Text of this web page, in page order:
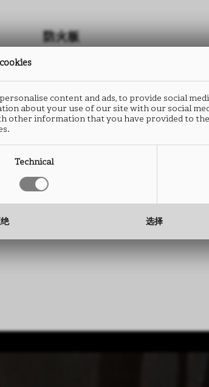
防火板
MILLENNIUM
UB15
尺寸： 2760 x 2040 mm
厚度： 0.9 mm
content and ads, to provide social
about your use of our site with our social
other information that you have provided to
Technical
选择